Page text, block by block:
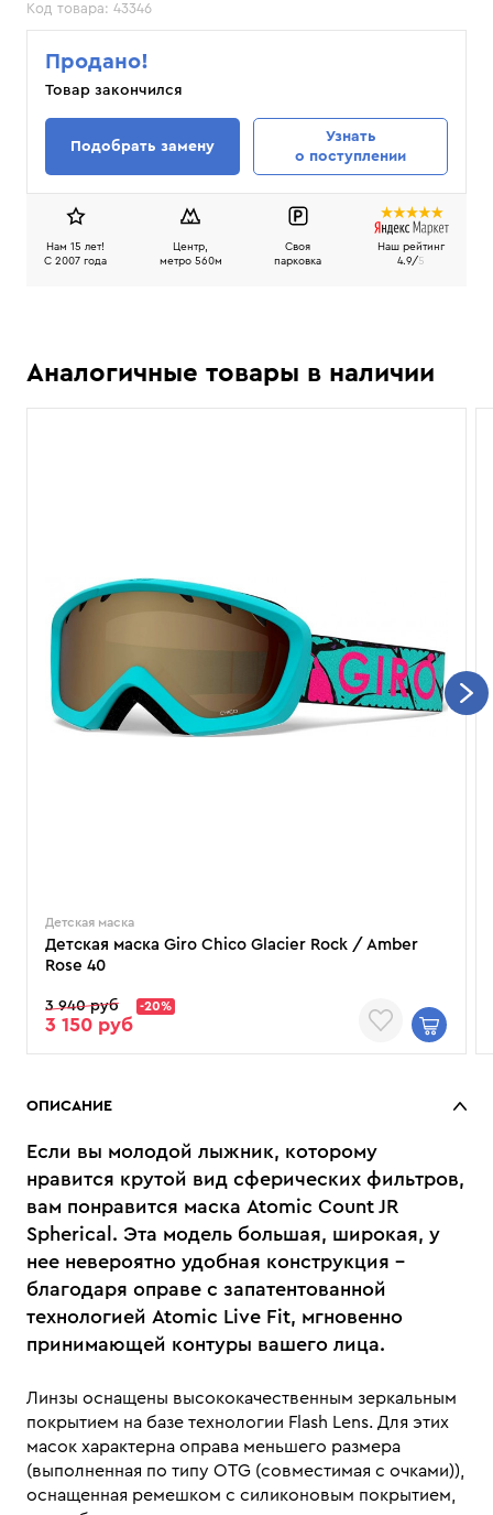
Код товара: 43346
Продано!
Товар закончился
Подобрать замену
Узнать
о поступлении
Нам 15 лет!
C 2007 года
Центр,
метро 560м
Своя
парковка
Наш рейтинг
4.9/5
Аналогичные товары в наличии
Детская маска
Детская маска Giro Chico Glacier Rock / Amber
Rose 40
3 940 руб -20%
3 150 руб
ОПИСАНИЕ
Если вы молодой лыжник, которому
нравится крутой вид сферических фильтров,
вам понравится маска Atomic Count JR
Spherical. Эта модель большая, широкая, у
нее невероятно удобная конструкция -
благодаря оправе с запатентованной
технологией Atomic Live Fit, мгновенно
принимающей контуры вашего лица.
Линзы оснащены высококачественным зеркальным
покрытием на базе технологии Flash Lens. Для этих
масок характерна оправа меньшего размера
(выполненная по типу OTG (совместимая с очками)),
оснащенная ремешком с силиконовым покрытием,